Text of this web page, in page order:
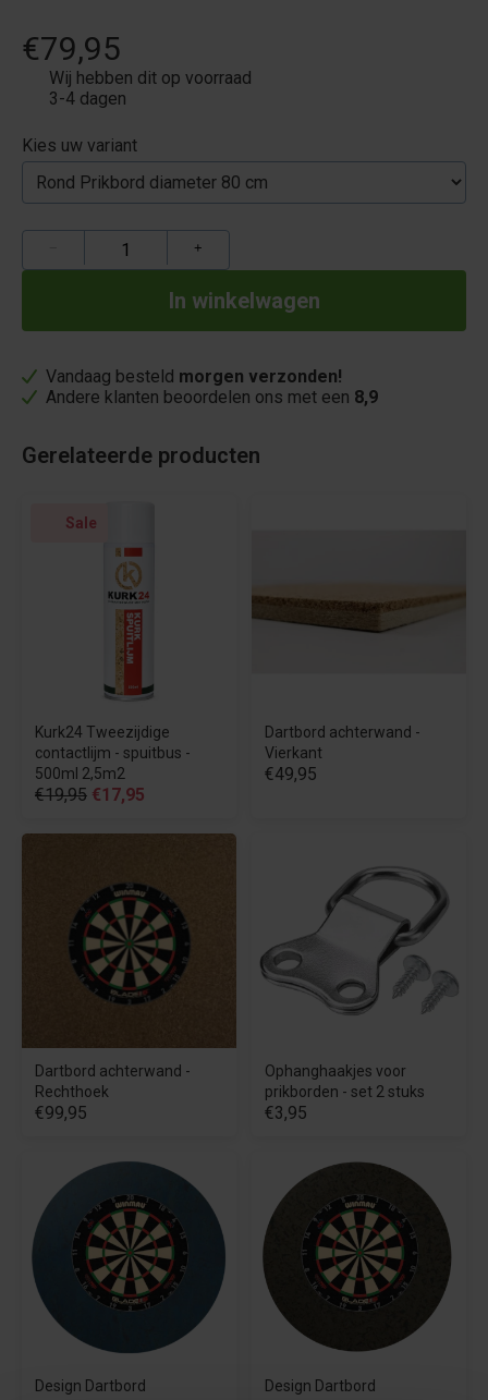
€79,95
Wij hebben dit op voorraad
3-4 dagen
Kies uw variant
+
Vandaag besteld morgen verzonden!
Andere klanten beoordelen ons met een 8,9
Gerelateerde producten
Sale
Kurk24 Tweezijdige
contactlijm - spuitbus -
500ml 2,5m2
€19,95 €17,95
Dartbord achterwand -
Vierkant
€49,95
Dartbord achterwand -
Rechthoek
€99,95
Ophanghaakjes voor
prikborden - set 2 stuks
€3,95
Design Dartbord
Design Dartbord